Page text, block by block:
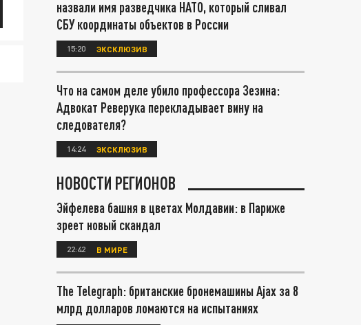
назвали имя разведчика НАТО, который сливал
СБУ координаты объектов в России
15:20 ЭКСКЛЮЗИВ
Что на самом деле убило профессора Зезина:
Адвокат Реверука перекладывает вину на
следователя?
14:24 ЭКСКЛЮЗИВ
НОВОСТИ РЕГИОНОВ
Эйфелева башня в цветах Молдавии: в Париже
зреет новый скандал
22:42 В МИРЕ
The Telegraph: британские бронемашины Ajax за 8
млрд долларов ломаются на испытаниях